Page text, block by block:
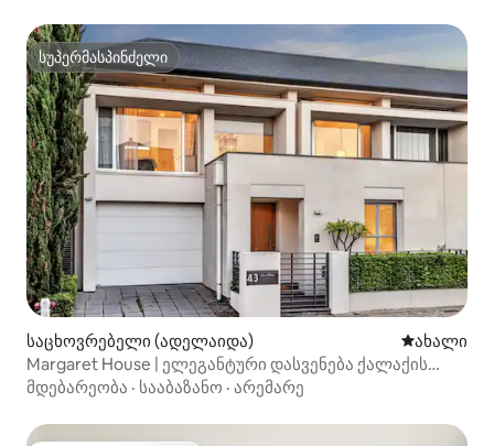
სუპერმასპინძელი
სუპერმასპინძელი
საცხოვრებელი (ადელაიდა) ახლად
ახალი
Margaret House | ელეგანტური დასვენება ქალაქის
პერიფერიაზე
მდებარეობა · სააბაზანო · არემარე